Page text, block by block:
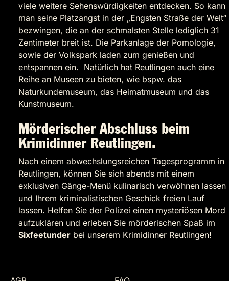
viele weitere Sehenswürdigkeiten entdecken. So kann
man seine Platzangst in der „Engsten Straße der Welt“
bezwingen, die an der schmalsten Stelle lediglich 31
Zentimeter breit ist. Die Parkanlage der Pomologie,
sowie der Volkspark laden zum genießen und
entspannen ein. Natürlich hat Reutlingen auch eine
Reihe an Museen zu bieten, wie bspw. das
Naturkundemuseum, das Heimatmuseum und das
Kunstmuseum.
Mörderischer Abschluss beim
Krimidinner Reutlingen.
Nach einem abwechslungsreichen Tagesprogramm in
Reutlingen, können Sie sich abends mit einem
exklusiven Gänge-Menü kulinarisch verwöhnen lassen
und Ihrem kriminalistischen Geschick freien Lauf
lassen. Helfen Sie der Polizei einen mysteriösen Mord
aufzuklären und erleben Sie mörderischen Spaß im
Sixfeetunder bei unserem Krimidinner Reutlingen!